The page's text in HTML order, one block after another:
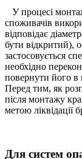
У процесі
споживачів
відповідає
бути відкритий),
застосовується
необхідно
повернути його в
Перед тим, як
після монтажу
метою ліквідації
Для систем